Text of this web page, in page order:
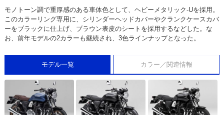
モノトーン調で重厚感のある車体色として、ヘビーメタリック-Uを採用。
このカラーリング専用に、シリンダーヘッドカバーやクランクケースカバ
ーをブラックに仕上げ、ブラウン表皮のシートを採用するなどした。な
お、前年モデルの2カラーも継続され、3色ラインナップとなった。
モデル一覧 カラー／関連情報